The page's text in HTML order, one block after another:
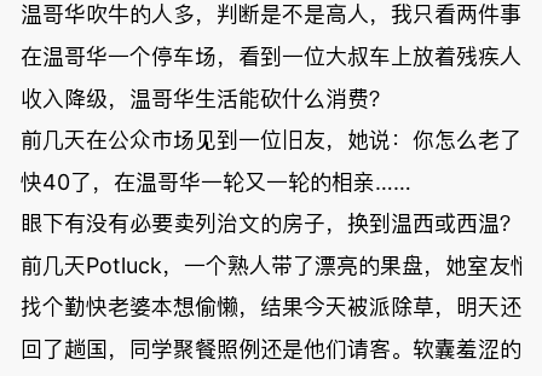
温哥华吹牛的人多，判断是不是高人，我只看两件事
在温哥华一个停车场，看到一位大叔车上放着残疾人
收入降级，温哥华生活能砍什么消费？
前几天在公众市场见到一位旧友，她说：你怎么老了
快40了，在温哥华一轮又一轮的相亲……
眼下有没有必要卖列治文的房子，换到温西或西温？
前几天Potluck，一个熟人带了漂亮的果盘，她室友悄
找个勤快老婆本想偷懒，结果今天被派除草，明天还
回了趟国，同学聚餐照例还是他们请客。软囊羞涩的